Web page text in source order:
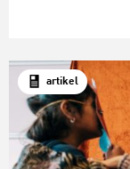
artikel